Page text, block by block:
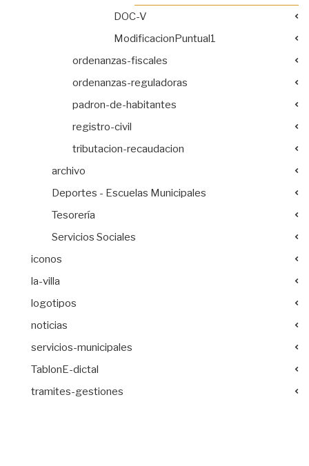
DOC-V
ModificacionPuntual1
ordenanzas-fiscales
ordenanzas-reguladoras
padron-de-habitantes
registro-civil
tributacion-recaudacion
archivo
Deportes - Escuelas Municipales
Tesorería
Servicios Sociales
iconos
la-villa
logotipos
noticias
servicios-municipales
TablonE-dictal
tramites-gestiones